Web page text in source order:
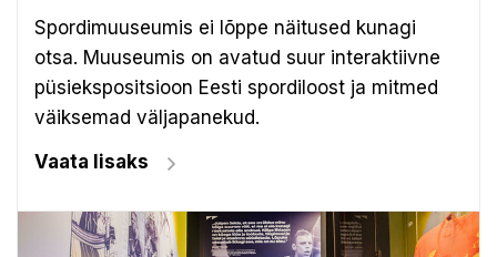
Spordimuuseumis ei lõppe näitused kunagi
otsa. Muuseumis on avatud suur interaktiivne
püsiekspositsioon Eesti spordiloost ja mitmed
väiksemad väljapanekud.
Vaata lisaks